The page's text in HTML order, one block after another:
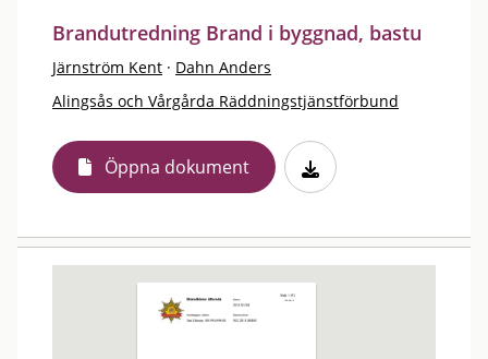
Brandutredning Brand i byggnad, bastu
Järnström Kent · Dahn Anders
Alingsås och Vårgårda Räddningstjänstförbund
Öppna dokument